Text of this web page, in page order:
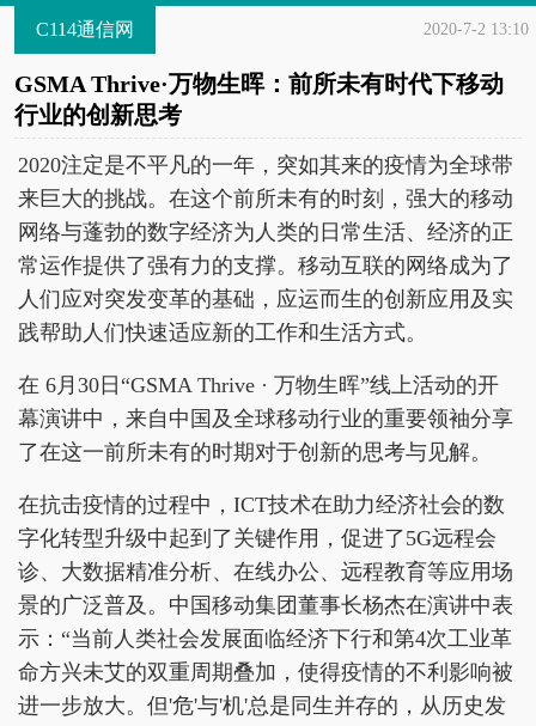
C114通信网 2020-7-2 13:10
GSMA Thrive·万物生晖：前所未有时代下移动
行业的创新思考
2020注定是不平凡的一年，突如其来的疫情为全球带
来巨大的挑战。在这个前所未有的时刻，强大的移动
网络与蓬勃的数字经济为人类的日常生活、经济的正
常运作提供了强有力的支撑。移动互联的网络成为了
人们应对突发变革的基础，应运而生的创新应用及实
践帮助人们快速适应新的工作和生活方式。
在 6月30日“GSMA Thrive · 万物生晖”线上活动的开
幕演讲中，来自中国及全球移动行业的重要领袖分享
了在这一前所未有的时期对于创新的思考与见解。
在抗击疫情的过程中，ICT技术在助力经济社会的数
字化转型升级中起到了关键作用，促进了5G远程会
诊、大数据精准分析、在线办公、远程教育等应用场
景的广泛普及。中国移动集团董事长杨杰在演讲中表
示：“当前人类社会发展面临经济下行和第4次工业革
命方兴未艾的双重周期叠加，使得疫情的不利影响被
进一步放大。但'危'与'机'总是同生并存的，从历史发